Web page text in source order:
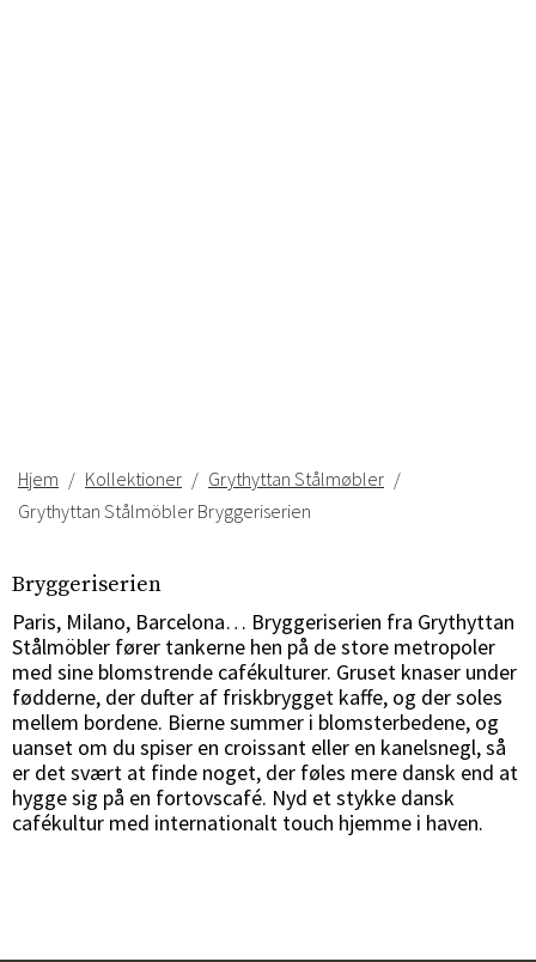
Hjem Kollektioner
Grythyttan Stålmøbler
Grythyttan Stålmöbler Bryggeriserien
Bryggeriserien
Paris, Milano, Barcelona… Bryggeriserien fra Grythyttan
Stålmöbler fører tankerne hen på de store metropoler
med sine blomstrende cafékulturer. Gruset knaser under
fødderne, der dufter af friskbrygget kaffe, og der soles
mellem bordene. Bierne summer i blomsterbedene, og
uanset om du spiser en croissant eller en kanelsnegl, så
er det svært at finde noget, der føles mere dansk end at
hygge sig på en fortovscafé. Nyd et stykke dansk
cafékultur med internationalt touch hjemme i haven.